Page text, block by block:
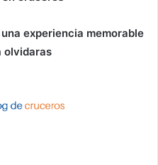
experiencia memorable
olvidaras